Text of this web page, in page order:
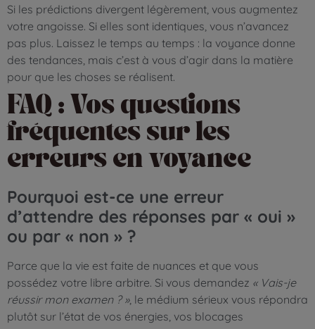
Si les prédictions divergent légèrement, vous augmentez
votre angoisse. Si elles sont identiques, vous n’avancez
pas plus. Laissez le temps au temps : la voyance donne
des tendances, mais c’est à vous d’agir dans la matière
pour que les choses se réalisent.
FAQ : Vos questions
fréquentes sur les
erreurs en voyance
Pourquoi est-ce une erreur
d’attendre des réponses par « oui »
ou par « non » ?
Parce que la vie est faite de nuances et que vous
possédez votre libre arbitre. Si vous demandez « Vais-je
réussir mon examen ? », le médium sérieux vous répondra
plutôt sur l’état de vos énergies, vos blocages